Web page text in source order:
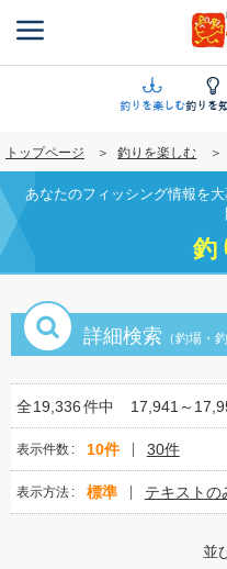
ン
に
移
動
釣りを楽しむ釣りを
トップページ 釣りを楽しむ
あなたのフィッシング情報を
釣
詳細検索 （釣場・
全19,336件中 17,941～
表示件数 10件 30件
表示方法 標準 テキストの
並